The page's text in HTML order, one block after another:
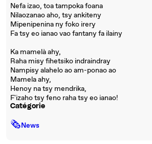
Nefa izao, toa tampoka foana
Nilaozanao aho, tsy ankiteny
Mipenipenina ny foko irery
Fa tsy eo ianao vao fantany fa ilainy
Ka mamelà ahy,
Raha misy fihetsiko indraindray
Nampisy alahelo ao am-ponao ao
Mamela ahy,
Henoy na tsy mendrika,
F'izaho tsy feno raha tsy eo ianao!
Catégorie
🗞News